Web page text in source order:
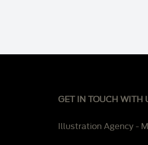
GET IN TOUCH WITH
Illustration Agency -